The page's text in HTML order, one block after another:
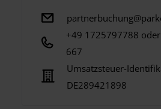
+49 1725797788
667
Umsatzsteuer-
DE289421898